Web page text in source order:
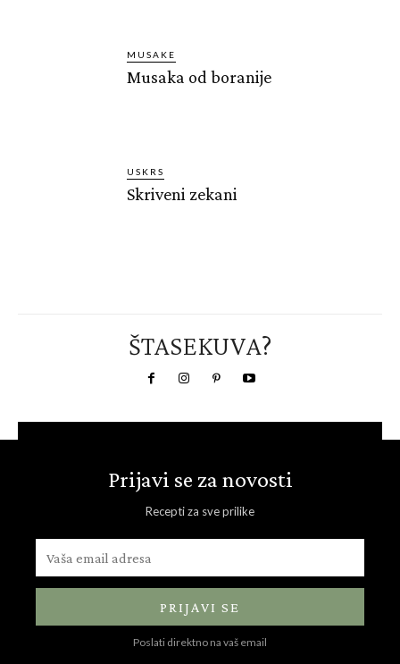
MUSAKE
Musaka od boranije
USKRS
Skriveni zekani
ŠTASEKUVA?
Prijavi se za novosti
Recepti za sve prilike
PRIJAVI SE
Poslati direktno na vaš email